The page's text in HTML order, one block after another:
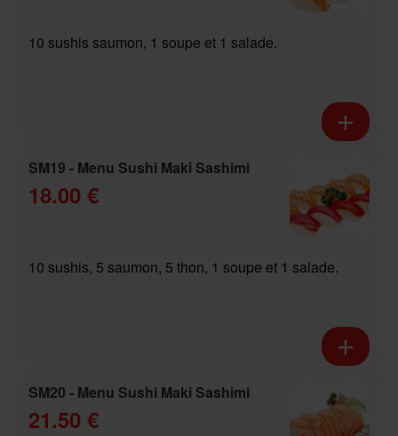
10 sushis saumon, 1 soupe et 1 salade.
SM19 - Menu Sushi Maki Sashimi
18.00 €
10 sushis, 5 saumon, 5 thon, 1 soupe et 1 salade.
SM20 - Menu Sushi Maki Sashimi
21.50 €